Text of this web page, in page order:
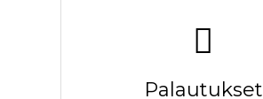
Palautukset